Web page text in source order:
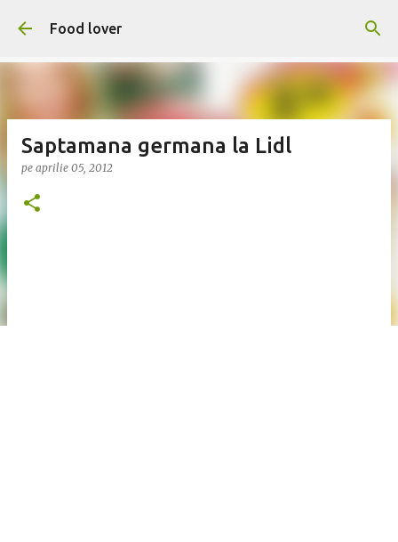
Treceți la conținutul principal
Food lover
Saptamana germana la Lidl
pe aprilie 05, 2012